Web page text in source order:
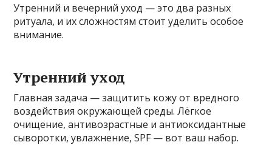
Утренний и вечерний уход — это два разных
ритуала, и их сложностям стоит уделить особое
внимание.
Утренний уход
Главная задача — защитить кожу от вредного
воздействия окружающей среды. Лёгкое
очищение, антивозрастные и антиоксидантные
сыворотки, увлажнение, SPF — вот ваш набор.